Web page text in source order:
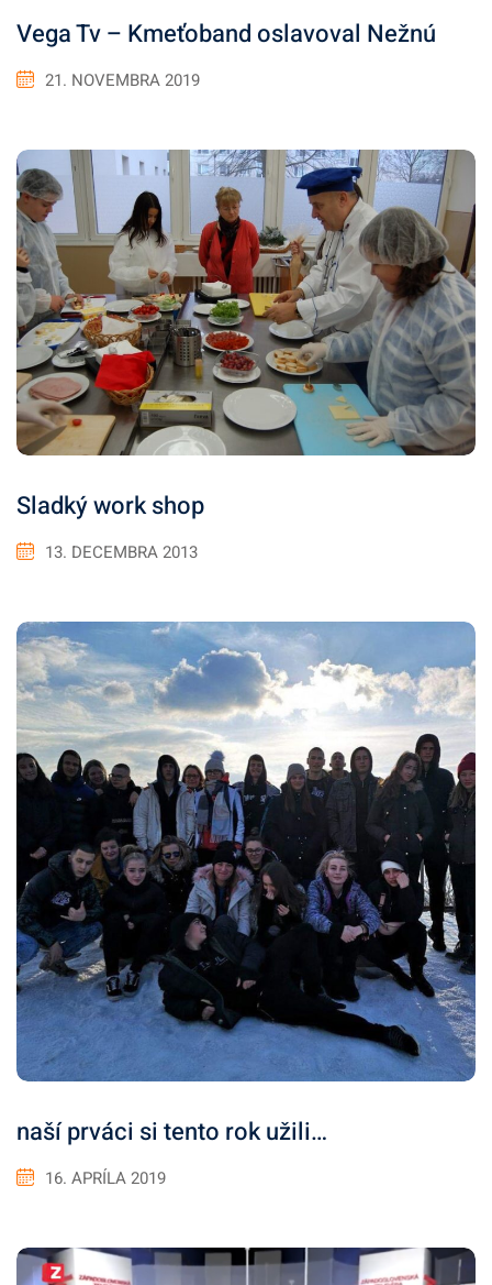
Vega Tv – Kmeťoband oslavoval Nežnú
21. NOVEMBRA 2019
Sladký work shop
13. DECEMBRA 2013
naší prváci si tento rok užili…
16. APRÍLA 2019